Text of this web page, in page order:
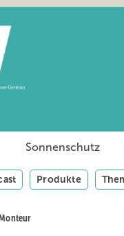
Sonnenschutz
Produkte